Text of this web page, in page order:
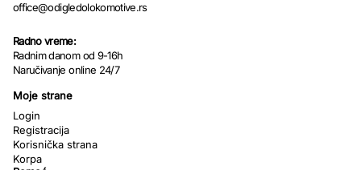
office@odigledolokomotive.rs
Radno vreme:
Radnim danom od 9-16h
Naručivanje online 24/7
Moje strane
Login
Registracija
Korisnička strana
Korpa